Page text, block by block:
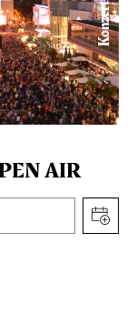
Konzert
AIR